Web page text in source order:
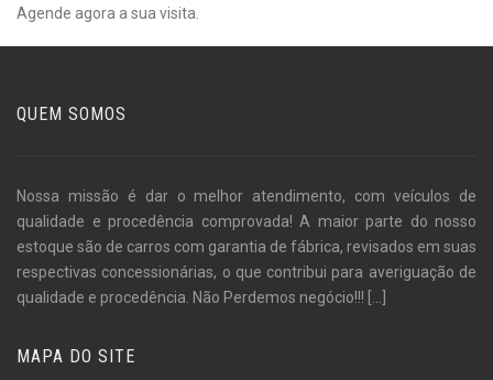
Agende agora a sua visita.
QUEM SOMOS
Nossa missão é dar o melhor atendimento, com veículos de
qualidade e procedência comprovada! A maior parte do nosso
estoque são de carros com garantia de fábrica, revisados em suas
respectivas concessionárias, o que contribui para averiguação de
qualidade e procedência. Não Perdemos negócio!!! [...]
MAPA DO SITE